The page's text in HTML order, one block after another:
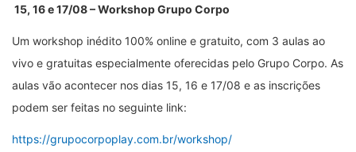
15, 16 e 17/08 – Workshop Grupo Corpo
Um workshop inédito 100% online e gratuito, com 3 aulas ao
vivo e gratuitas especialmente oferecidas pelo Grupo Corpo. As
aulas vão acontecer nos dias 15, 16 e 17/08 e as inscrições
podem ser feitas no seguinte link:
https://grupocorpoplay.com.br/workshop/